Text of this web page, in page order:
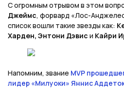
С огромным отрывом в этом
Джеймс, форвард «Лос-
список вошли такие звезды как:
Харден, Энтони Дэвис и Кайри
Напомним, звание MVP
лидер «Милуоки» Яннис